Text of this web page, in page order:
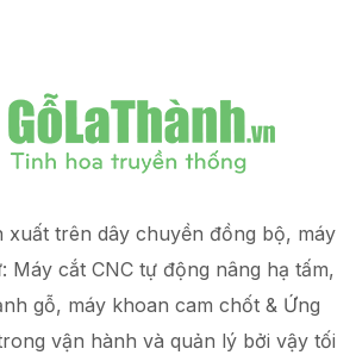
xuất trên dây chuyền đồng bộ, máy
Máy cắt CNC tự động nâng hạ tấm,
gỗ, máy khoan cam chốt & Ứng
vận hành và quản lý bởi vậy tối